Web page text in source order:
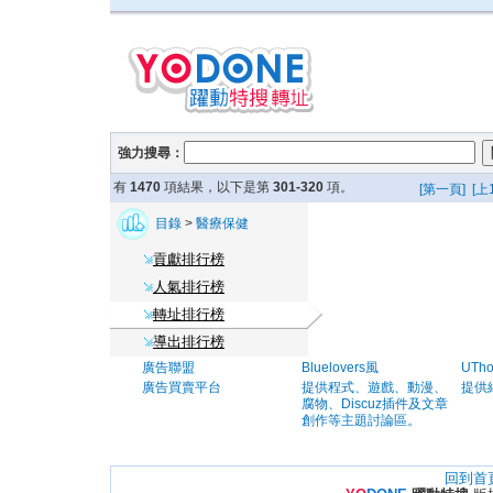
強力搜尋：
有 1470 項結果，以下是第 301-320 項。 [第一頁] [上
目錄 > 醫療保健
貢獻排行榜
人氣排行榜
轉址排行榜
導出排行榜
廣告聯盟
廣告買賣平台
Bluelovers風
提供程式、遊戲、動漫、
腐物、Discuz插件及文章
創作等主題討論區。
提供
回到首